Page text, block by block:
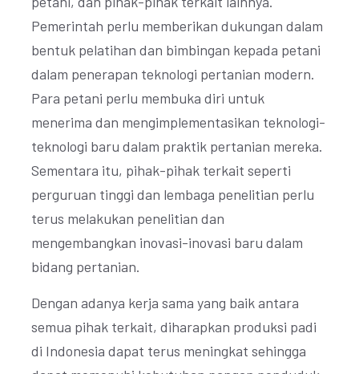
Pemerintah perlu memberikan dukungan dalam
bentuk pelatihan dan bimbingan kepada petani
dalam penerapan teknologi pertanian modern.
Para petani perlu membuka diri untuk
menerima dan mengimplementasikan teknologi-
teknologi baru dalam praktik pertanian mereka.
Sementara itu, pihak-pihak terkait seperti
perguruan tinggi dan lembaga penelitian perlu
terus melakukan penelitian dan
mengembangkan inovasi-inovasi baru dalam
bidang pertanian.
Dengan adanya kerja sama yang baik antara
semua pihak terkait, diharapkan produksi padi
di Indonesia dapat terus meningkat sehingga